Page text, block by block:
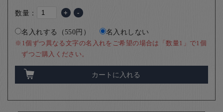
数量： + -
名入れする（550円） 名入れしない
※1個ずつ異なる文字の名入れをご希望の場合は「数量1」で1個
ずつご購入ください。
カートに入れる